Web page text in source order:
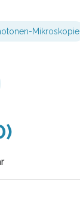
Mikroskopie